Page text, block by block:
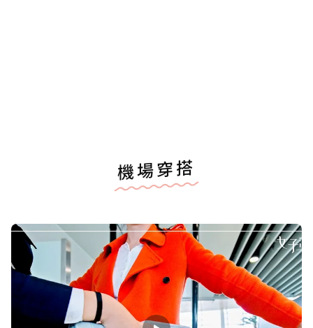
機場穿搭